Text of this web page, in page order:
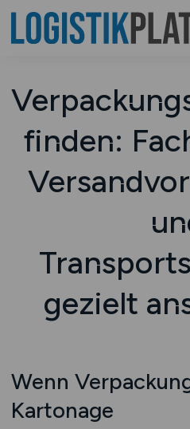
finden:
gezielt
Wenn
Kartonage